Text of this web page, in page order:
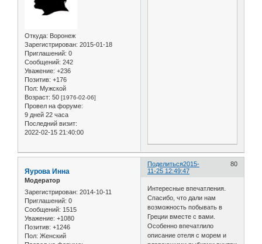
Откуда: Воронеж
Зарегистрирован: 2015-01-18
Приглашений: 0
Сообщений: 242
Уважение: +236
Позитив: +176
Пол: Мужской
Возраст: 50 [1976-02-06]
Провел на форуме:
9 дней 22 часа
Последний визит:
2022-02-15 21:40:00
Поделиться 80
2015-
11-25 12:49:47
Яурова Инна
Модератор
Зарегистрирован: 2014-10-11
Приглашений: 0
Сообщений: 1515
Уважение: +1080
Позитив: +1246
Пол: Женский
Интересные впечатления.
Спасибо, что дали нам
возможность побывать в
Греции вместе с вами.
Особенно впечатлило
описание отеля с морем и